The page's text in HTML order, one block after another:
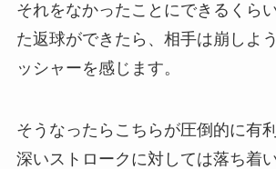
それをなかったことにできるくら
た返球ができたら、相手は崩しよ
ッシャーを感じます。
そうなったらこちらが圧倒的に有
深いストロークに対しては落ち着